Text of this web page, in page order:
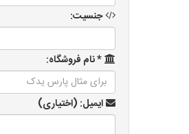
جنسیت:
* نام فروشگاه:
ایمیل: (اختیاری)